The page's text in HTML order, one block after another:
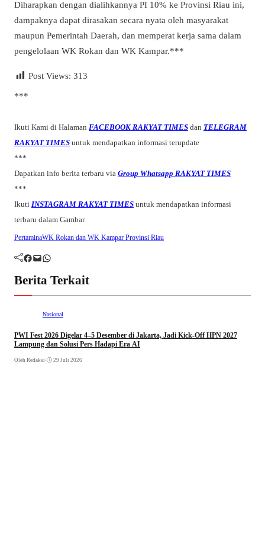
Diharapkan dengan dialihkannya PI 10% ke Provinsi Riau ini,
dampaknya dapat dirasakan secara nyata oleh masyarakat
maupun Pemerintah Daerah, dan memperat kerja sama dalam
pengelolaan WK Rokan dan WK Kampar.***
Post Views: 313
***
Ikuti Kami di Halaman FACEBOOK RAKYAT TIMES dan TELEGRAM
RAKYAT TIMES untuk mendapatkan informasi terupdate
***
Dapatkan info berita terbaru via Group Whatsapp RAKYAT TIMES
***
Ikuti INSTAGRAM RAKYAT TIMES untuk mendapatkan informasi
terbaru dalam Gambar.
PertaminaWK Rokan dan WK Kampar Provinsi Riau
Facebook Mail WhatsApp
Berita Terkait
Nasional
PWI Fest 2026 Digelar 4–5 Desember di Jakarta, Jadi Kick-Off HPN 2027
Lampung dan Solusi Pers Hadapi Era AI
Oleh Redaksi • 29 Juli 2026